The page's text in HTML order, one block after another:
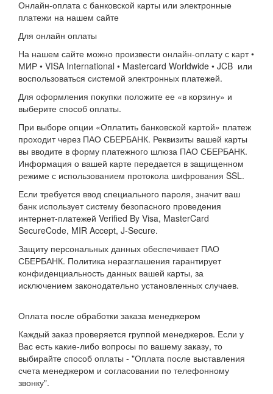
Онлайн-оплата с банковской карты или электронные
платежи на нашем сайте
Для онлайн оплаты
На нашем сайте можно произвести онлайн-оплату с карт •
МИР • VISA International • Mastercard Worldwide • JCB или
воспользоваться системой электронных платежей.
Для оформления покупки положите ее «в корзину» и
выберите способ оплаты.
При выборе опции «Оплатить банковской картой» платеж
проходит через ПАО СБЕРБАНК. Реквизиты вашей карты
вы вводите в форму платежного шлюза ПАО СБЕРБАНК.
Информация о вашей карте передается в защищенном
режиме с использованием протокола шифрования SSL.
Если требуется ввод специального пароля, значит ваш
банк использует систему безопасного проведения
интернет-платежей Verified By Visa, MasterCard
SecureCode, MIR Accept, J-Secure.
Защиту персональных данных обеспечивает ПАО
СБЕРБАНК. Политика неразглашения гарантирует
конфиденциальность данных вашей карты, за
исключением законодательно установленных случаев.
Оплата после обработки заказа менеджером
Каждый заказ проверяется группой менеджеров. Если у
Вас есть какие-либо вопросы по вашему заказу, то
выбирайте способ оплаты - "Оплата после выставления
счета менеджером и согласовании по телефонному
звонку".